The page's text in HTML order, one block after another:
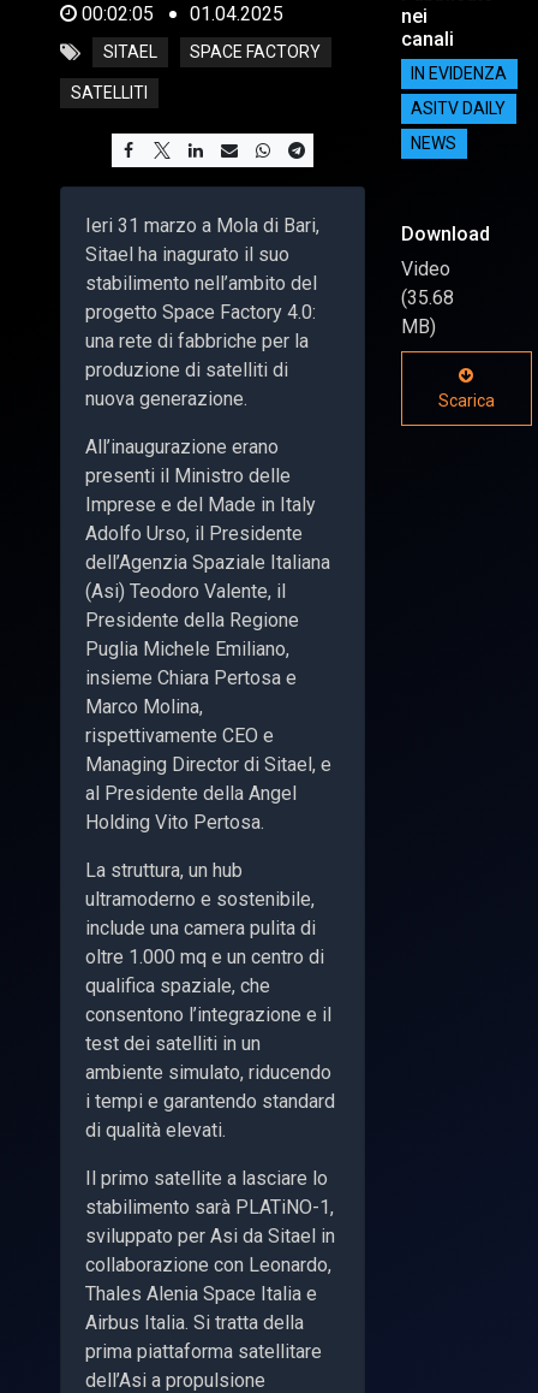
00:02:05 01.04.2025
SITAEL SPACE FACTORY
SATELLITI
Ieri 31 marzo a Mola di Bari,
Sitael ha inagurato il suo
stabilimento nell’ambito del
progetto Space Factory 4.0:
una rete di fabbriche per la
produzione di satelliti di
nuova generazione.
All’inaugurazione erano
presenti il Ministro delle
Imprese e del Made in Italy
Adolfo Urso, il Presidente
dell’Agenzia Spaziale Italiana
(Asi) Teodoro Valente, il
Presidente della Regione
Puglia Michele Emiliano,
insieme Chiara Pertosa e
Marco Molina,
rispettivamente CEO e
Managing Director di Sitael, e
al Presidente della Angel
Holding Vito Pertosa.
La struttura, un hub
ultramoderno e sostenibile,
include una camera pulita di
oltre 1.000 mq e un centro di
qualifica spaziale, che
consentono l’integrazione e il
test dei satelliti in un
ambiente simulato, riducendo
i tempi e garantendo standard
di qualità elevati.
Il primo satellite a lasciare lo
stabilimento sarà PLATiNO-1,
sviluppato per Asi da Sitael in
collaborazione con Leonardo,
Thales Alenia Space Italia e
Airbus Italia. Si tratta della
prima piattaforma satellitare
dell’Asi a propulsione
nei
canali
IN EVIDENZA
ASITV DAILY
NEWS
Download
Video
(35.68
MB)
Scarica